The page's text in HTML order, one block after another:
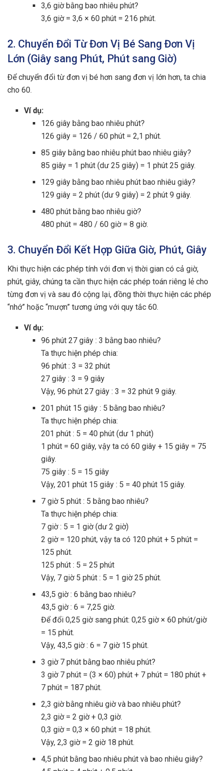
3,6 giờ bằng bao nhiêu phút?
3,6 giờ = 3,6 × 60 phút = 216 phút.
2. Chuyển Đổi Từ Đơn Vị Bé Sang Đơn Vị
Lớn (Giây sang Phút, Phút sang Giờ)
Để chuyển đổi từ đơn vị bé hơn sang đơn vị lớn hơn, ta chia
cho 60.
Ví dụ:
126 giây bằng bao nhiêu phút?
126 giây = 126 / 60 phút = 2,1 phút.
85 giây bằng bao nhiêu phút bao nhiêu giây?
85 giây = 1 phút (dư 25 giây) = 1 phút 25 giây.
129 giây bằng bao nhiêu phút bao nhiêu giây?
129 giây = 2 phút (dư 9 giây) = 2 phút 9 giây.
480 phút bằng bao nhiêu giờ?
480 phút = 480 / 60 giờ = 8 giờ.
3. Chuyển Đổi Kết Hợp Giữa Giờ, Phút, Giây
Khi thực hiện các phép tính với đơn vị thời gian có cả giờ,
phút, giây, chúng ta cần thực hiện các phép toán riêng lẻ cho
từng đơn vị và sau đó cộng lại, đồng thời thực hiện các phép
“nhớ” hoặc “mượn” tương ứng với quy tắc 60.
Ví dụ:
96 phút 27 giây : 3 bằng bao nhiêu?
Ta thực hiện phép chia:
96 phút : 3 = 32 phút
27 giây : 3 = 9 giây
Vậy, 96 phút 27 giây : 3 = 32 phút 9 giây.
201 phút 15 giây : 5 bằng bao nhiêu?
Ta thực hiện phép chia:
201 phút : 5 = 40 phút (dư 1 phút)
1 phút = 60 giây, vậy ta có 60 giây + 15 giây = 75
giây.
75 giây : 5 = 15 giây
Vậy, 201 phút 15 giây : 5 = 40 phút 15 giây.
7 giờ 5 phút : 5 bằng bao nhiêu?
Ta thực hiện phép chia:
7 giờ : 5 = 1 giờ (dư 2 giờ)
2 giờ = 120 phút, vậy ta có 120 phút + 5 phút =
125 phút.
125 phút : 5 = 25 phút
Vậy, 7 giờ 5 phút : 5 = 1 giờ 25 phút.
43,5 giờ : 6 bằng bao nhiêu?
43,5 giờ : 6 = 7,25 giờ.
Để đổi 0,25 giờ sang phút: 0,25 giờ × 60 phút/giờ
= 15 phút.
Vậy, 43,5 giờ : 6 = 7 giờ 15 phút.
3 giờ 7 phút bằng bao nhiêu phút?
3 giờ 7 phút = (3 × 60) phút + 7 phút = 180 phút +
7 phút = 187 phút.
2,3 giờ bằng nhiêu giờ và bao nhiêu phút?
2,3 giờ = 2 giờ + 0,3 giờ.
0,3 giờ = 0,3 × 60 phút = 18 phút.
Vậy, 2,3 giờ = 2 giờ 18 phút.
4,5 phút bằng bao nhiêu phút và bao nhiêu giây?